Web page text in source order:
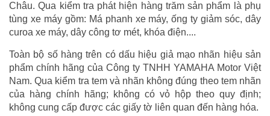
Châu. Qua kiểm tra phát hiện hàng trăm sản phẩm là phụ
tùng xe máy gồm: Má phanh xe máy, ống ty giảm sóc, dây
curoa xe máy, dây công tơ mét, khóa điện....
Toàn bộ số hàng trên có dấu hiệu giả mạo nhãn hiệu sản
phẩm chính hãng của Công ty TNHH YAMAHA Motor Việt
Nam. Qua kiểm tra tem và nhãn không đúng theo tem nhãn
của hàng chính hãng; không có vỏ hộp theo quy định;
không cung cấp được các giấy tờ liên quan đến hàng hóa.